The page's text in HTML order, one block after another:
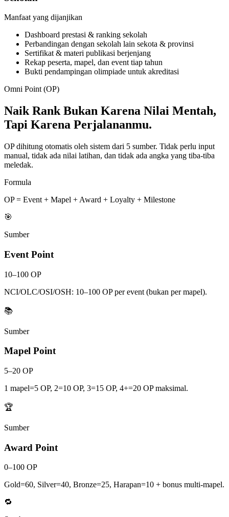
Manfaat yang dijanjikan
Dashboard prestasi & ranking sekolah
Perbandingan dengan sekolah lain sekota & provinsi
Sertifikat & materi publikasi berjenjang
Rekap peserta, mapel, dan event tiap tahun
Bukti pendampingan olimpiade untuk akreditasi
Omni Point (OP)
Naik Rank Bukan Karena Nilai Mentah,
Tapi Karena Perjalananmu.
OP dihitung otomatis oleh sistem dari 5 sumber. Tidak perlu input
manual, tidak ada nilai latihan, dan tidak ada angka yang tiba-tiba
meledak.
Formula
OP= Event + Mapel + Award + Loyalty + Milestone
🎯
Sumber
Event Point
10–100 OP
NCI/OLC/OSI/OSH: 10–100 OP per event (bukan per mapel).
📚
Sumber
Mapel Point
5–20 OP
1 mapel=5 OP, 2=10 OP, 3=15 OP, 4+=20 OP maksimal.
🏆
Sumber
Award Point
0–100 OP
Gold=60, Silver=40, Bronze=25, Harapan=10 + bonus multi-mapel.
🔁